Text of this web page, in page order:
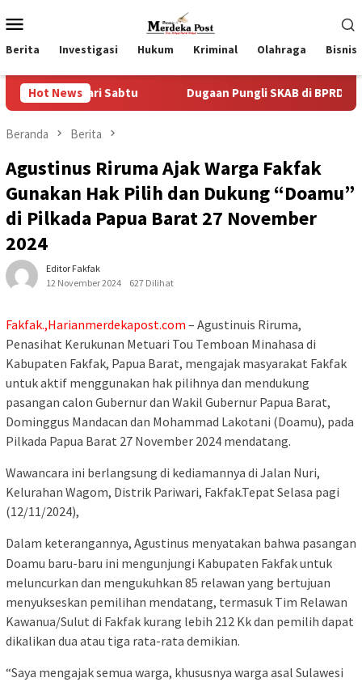
ke
kontenMobile
Berita Investigasi Hukum Kriminal Olahraga Bisnis
Hot News
Sabtu Dugaan Pungli SKAB di BPRD Lumajang Oknum
Beranda Berita
Agustinus Riruma Ajak Warga Fakfak
Gunakan Hak Pilih dan Dukung “Doamu”
di Pilkada Papua Barat 27 November
2024
Editor Fakfak
12 November 2024
627 Dilihat
Fakfak.,Harianmerdekapost.com – Agustinuis Riruma,
Penasihat Kerukunan Metuari Tou Temboan Minahasa di
Kabupaten Fakfak, Papua Barat, mengajak masyarakat Fakfak
untuk aktif menggunakan hak pilihnya dan mendukung
pasangan calon Gubernur dan Wakil Gubernur Papua Barat,
Dominggus Mandacan dan Mohammad Lakotani (Doamu), pada
Pilkada Papua Barat 27 November 2024 mendatang.
Wawancara ini berlangsung di kediamannya di Jalan Nuri,
Kelurahan Wagom, Distrik Pariwari, Fakfak.Tepat Selasa pagi
(12/11/2024),
Dalam keterangannya, Agustinus menyatakan bahwa pasangan
Doamu baru-baru ini mengunjungi Kabupaten Fakfak untuk
meluncurkan dan mengukuhkan 85 relawan yang bertujuan
menyukseskan pemilihan mendatang, termasuk Tim Relawan
Kawanua/Sulut di Fakfak kurang lebih 212 Kk dan pemilih dapat
dikalikan dua atau tiga rata-rata demikian.
“Saya mengajak semua warga, khususnya warga asal Sulawesi